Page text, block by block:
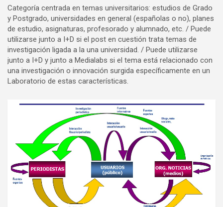
Categoría centrada en temas universitarios: estudios de Grado
y Postgrado, universidades en general (españolas o no), planes
de estudio, asignaturas, profesorado y alumnado, etc. / Puede
utilizarse junto a I+D si el post en cuestión trata temas de
investigación ligada a la una universidad. / Puede utilizarse
junto a I+D y junto a Medialabs si el tema está relacionado con
una investigación o innovación surgida específicamente en un
Laboratorio de estas características.